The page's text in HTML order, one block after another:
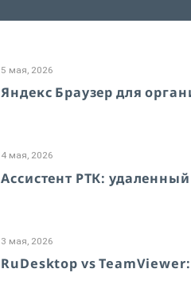
5 мая, 2026
Яндекс Браузер для
4 мая, 2026
Ассистент РТК:
3 мая, 2026
RuDesktop vs